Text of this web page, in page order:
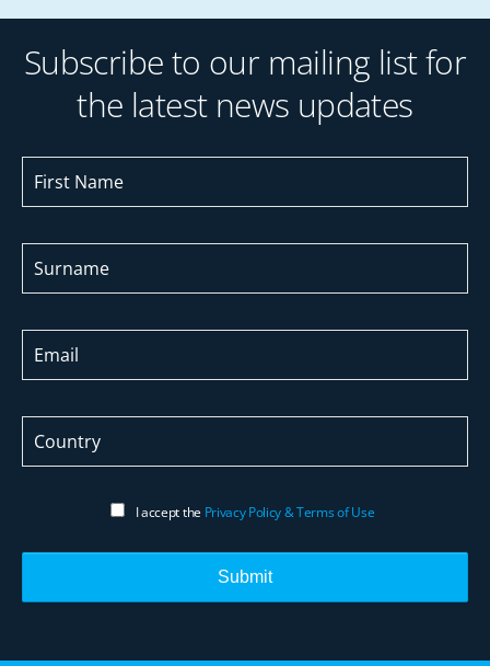
Subscribe to our mailing list for
the latest news updates
Submit
I accept the Privacy Policy & Terms of Use